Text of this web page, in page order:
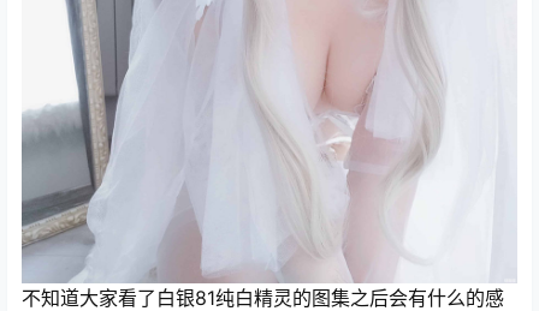
不知道大家看了白银81纯白精灵的图集之后会有什么的感